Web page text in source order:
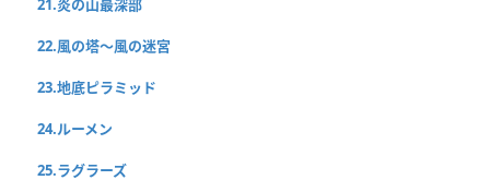
21.炎の山最深部
22.風の塔〜風の迷宮
23.地底ピラミッド
24.ルーメン
25.ラグラーズ